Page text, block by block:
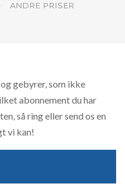
ANDRE PRISER
gebyrer, som ikke
abonnement du har
så ring eller send os en
vi kan!